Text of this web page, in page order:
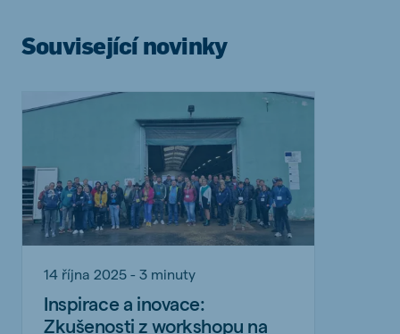
Související novinky
14 října 2025 - 3 minuty
Inspirace a inovace:
Zkušenosti z workshopu na